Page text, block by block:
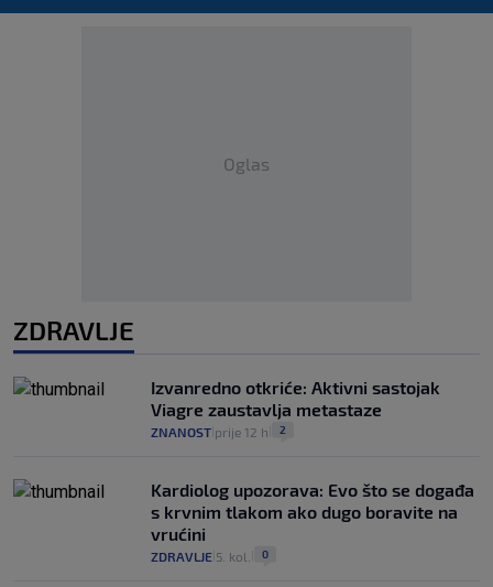
Oglas
ZDRAVLJE
Izvanredno otkriće: Aktivni sastojak
Viagre zaustavlja metastaze
ZNANOST prije 12 h 2
Kardiolog upozorava: Evo što se događa
s krvnim tlakom ako dugo boravite na
vrućini
ZDRAVLJE 5. kol. 0